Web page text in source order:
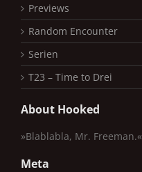
Previews
Random Encounter
Serien
T23 – Time to Drei
About Hooked
»Blablabla, Mr. Freeman.«
Meta